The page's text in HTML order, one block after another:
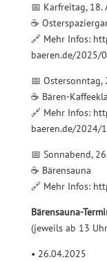
📅 Karfreitag, 18.
☕
🔗 Mehr Infos:
baeren.de/2025/
📅 Ostersonntag,
☕ Bären-
🔗 Mehr Infos:
baeren.de/2024/
📅 Sonnabend,
☕ Bärensauna
🔗 Mehr Infos:
Bärensauna-
(jeweils ab 13
• 26.04.2025